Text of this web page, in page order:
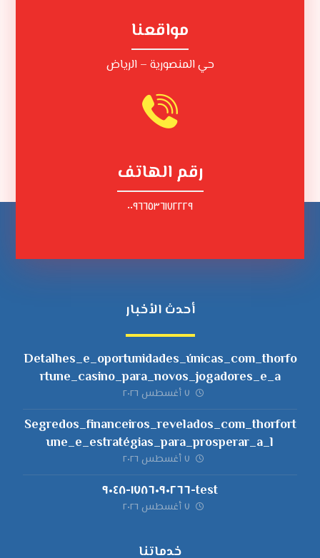
مواقعنا
حي المنصورية – الرياض
رقم الهاتف
٠٠٩٦٦٥٣٦١٧٢٢٢٩
أحدث الأخبار
Detalhes_e_oportunidades_únicas_com_thorfo
rtune_casino_para_novos_jogadores_e_a
٧ أغسطس ٢٠٢٦
Segredos_financeiros_revelados_com_thorfort
une_e_estratégias_para_prosperar_a_l
٧ أغسطس ٢٠٢٦
test-١٧٨٦٠٩٠٢٦٦-٩٠٤٨
٧ أغسطس ٢٠٢٦
خدماتنا